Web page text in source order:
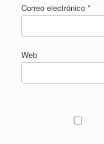
Correo electrónico *
Web